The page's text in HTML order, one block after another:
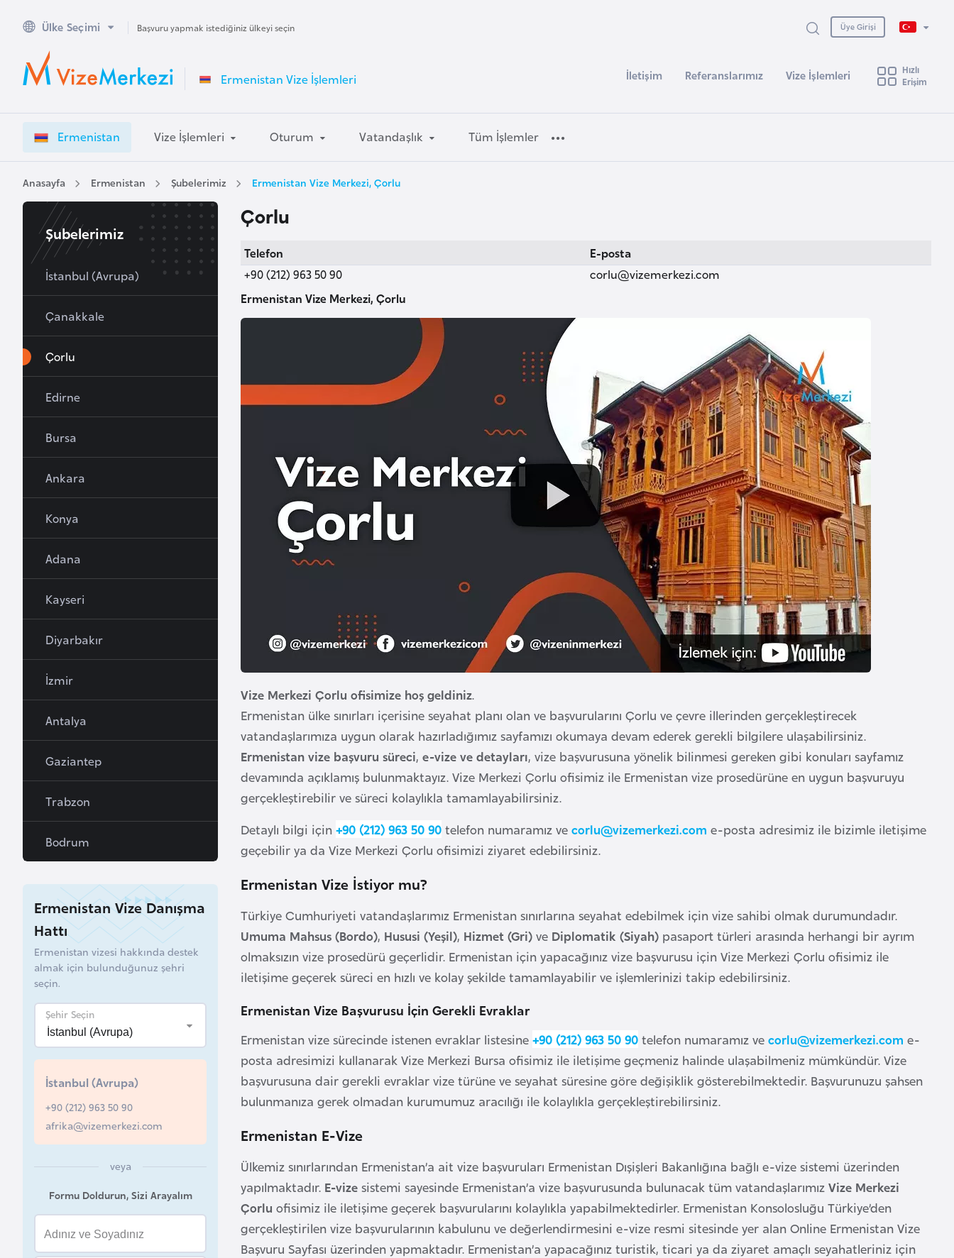
Ülke Seçimi Başvuru yapmak istediğiniz ülkeyi seçin Üye Girişi
Ermenistan Vize İşlemleri İletişim Referanslarımız Vize İşlemleri
Hızlı
Erişim
Ermenistan Vize İşlemleri Oturum Vatandaşlık Tüm İşlemler
Anasayfa Ermenistan Şubelerimiz Ermenistan Vize Merkezi, Çorlu
Çorlu
Telefon
+90 (212) 963 50 90
E-posta
corlu@vizemerkezi.com
Ermenistan Vize Merkezi, Çorlu
Vize Merkezi Çorlu ofisimize hoş geldiniz.
Ermenistan ülke sınırları içerisine seyahat planı olan ve başvurularını Çorlu ve çevre illerinden gerçekleştirecek
vatandaşlarımıza uygun olarak hazırladığımız sayfamızı okumaya devam ederek gerekli bilgilere ulaşabilirsiniz.
Ermenistan vize başvuru süreci, e-vize ve detayları, vize başvurusuna yönelik bilinmesi gereken gibi konuları sayfamız
devamında açıklamış bulunmaktayız. Vize Merkezi Çorlu ofisimiz ile Ermenistan vize prosedürüne en uygun başvuruyu
gerçekleştirebilir ve süreci kolaylıkla tamamlayabilirsiniz.
Detaylı bilgi için +90 (212) 963 50 90 telefon numaramız ve corlu@vizemerkezi.com e-posta adresimiz ile bizimle iletişime
geçebilir ya da Vize Merkezi Çorlu ofisimizi ziyaret edebilirsiniz.
Ermenistan Vize İstiyor mu?
Türkiye Cumhuriyeti vatandaşlarımız Ermenistan sınırlarına seyahat edebilmek için vize sahibi olmak durumundadır.
Umuma Mahsus (Bordo), Hususi (Yeşil), Hizmet (Gri) ve Diplomatik (Siyah) pasaport türleri arasında herhangi bir ayrım
olmaksızın vize prosedürü geçerlidir. Ermenistan için yapacağınız vize başvurusu için Vize Merkezi Çorlu ofisimiz ile
iletişime geçerek süreci en hızlı ve kolay şekilde tamamlayabilir ve işlemlerinizi takip edebilirsiniz.
Ermenistan Vize Başvurusu İçin Gerekli Evraklar
Ermenistan vize sürecinde istenen evraklar listesine +90 (212) 963 50 90 telefon numaramız ve corlu@vizemerkezi.com e-
posta adresimizi kullanarak Vize Merkezi Bursa ofisimiz ile iletişime geçmeniz halinde ulaşabilmeniz mümkündür. Vize
başvurusuna dair gerekli evraklar vize türüne ve seyahat süresine göre değişiklik gösterebilmektedir. Başvurunuzu şahsen
bulunmanıza gerek olmadan kurumumuz aracılığı ile kolaylıkla gerçekleştirebilirsiniz.
Ermenistan E-Vize
Ülkemiz sınırlarından Ermenistan’a ait vize başvuruları Ermenistan Dışişleri Bakanlığına bağlı e-vize sistemi üzerinden
yapılmaktadır. E-vize sistemi sayesinde Ermenistan’a vize başvurusunda bulunacak tüm vatandaşlarımız Vize Merkezi
Çorlu ofisimiz ile iletişime geçerek başvurularını kolaylıkla yapabilmektedirler. Ermenistan Konsolosluğu Türkiye’den
gerçekleştirilen vize başvurularının kabulunu ve değerlendirmesini e-vize resmi sitesinde yer alan Online Ermenistan Vize
Başvuru Sayfası üzerinden yapmaktadır. Ermenistan’a yapacağınız turistik, ticari ya da ziyaret amaçlı seyahatleriniz için
Şubelerimiz
İstanbul (Avrupa)
Çanakkale
Çorlu
Edirne
Bursa
Ankara
Konya
Adana
Kayseri
Diyarbakır
İzmir
Antalya
Gaziantep
Trabzon
Bodrum
Ermenistan Vize Danışma
Hattı
Ermenistan vizesi hakkında destek
almak için bulunduğunuz şehri
seçin.
Şehir Seçin
İstanbul (Avrupa)
+90 (212) 963 50 90
afrika@vizemerkezi.com
veya
Formu Doldurun, Sizi Arayalım
A
u
s
a
l
A
u
s
t
y
z
r
b
a
y
c
a
n
B
r
y
n
a
n
g
l
e
B
l
a
r
s
B
e
l
i
a